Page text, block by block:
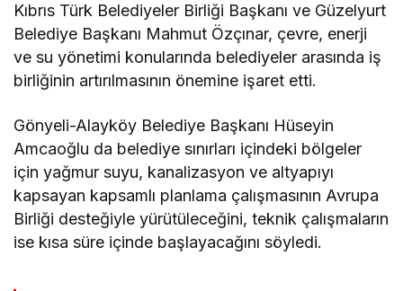
Kıbrıs Türk Belediyeler Birliği Başkanı ve Güzelyurt
Belediye Başkanı Mahmut Özçınar, çevre, enerji
ve su yönetimi konularında belediyeler arasında iş
birliğinin artırılmasının önemine işaret etti.
Gönyeli-Alayköy Belediye Başkanı Hüseyin
Amcaoğlu da belediye sınırları içindeki bölgeler
için yağmur suyu, kanalizasyon ve altyapıyı
kapsayan kapsamlı planlama çalışmasının Avrupa
Birliği desteğiyle yürütüleceğini, teknik çalışmaların
ise kısa süre içinde başlayacağını söyledi.